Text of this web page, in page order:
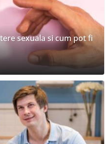
sexuala si cum pot fi